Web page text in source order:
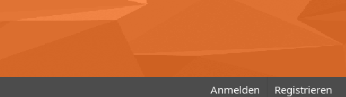
Anmelden Registrieren